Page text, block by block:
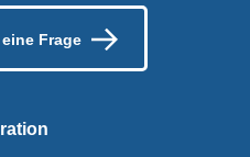
Frage